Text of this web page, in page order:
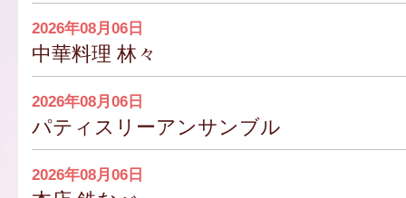
2026年08月06日
中華料理 林々
2026年08月06日
パティスリーアンサンブル
2026年08月06日